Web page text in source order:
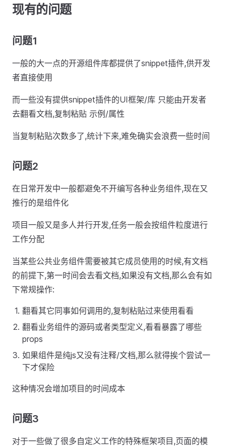
现有的问题
问题1
一般的大一点的开源组件库都提供了snippet插件,供开发
者直接使用
而一些没有提供snippet插件的UI框架/库 只能由开发者
去翻看文档,复制粘贴 示例/属性
当复制粘贴次数多了,统计下来,难免确实会浪费一些时间
问题2
在日常开发中一般都避免不开编写各种业务组件,现在又
推行的是组件化
项目一般又是多人并行开发,任务一般会按组件粒度进行
工作分配
当某些公共业务组件需要被其它成员使用的时候,有文档
的前提下,第一时间会去看文档,如果没有文档,那么会有如
下常规操作:
翻看其它同事如何调用的,复制粘贴过来使用看看
翻看业务组件的源码或者类型定义,看看暴露了哪些
props
如果组件是纯js又没有注释/文档,那么就得挨个尝试一
下才保险
这种情况会增加项目的时间成本
问题3
对于一些做了很多自定义工作的特殊框架项目,页面的模